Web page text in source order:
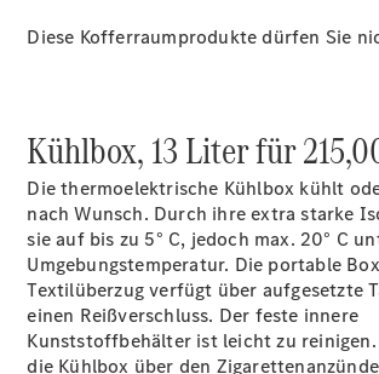
Startseite
finden
Probefahrt
vereinbaren
Beratung
vereinbaren
Servicetermin
vereinbaren
Alte Liebe
rostet nicht
Van-Edition
Diese Kofferraumprodukte dürfen Sie
Kühlbox, 13 Liter für
Die thermoelektrische Kühlbox kühlt
nach Wunsch. Durch ihre extra starke
sie auf bis zu 5° C, jedoch max. 20° C
Umgebungstemperatur. Die portable
Textilüberzug verfügt über aufgesetzte
einen Reißverschluss. Der feste innere
Kunststoffbehälter ist leicht zu
die Kühlbox über den